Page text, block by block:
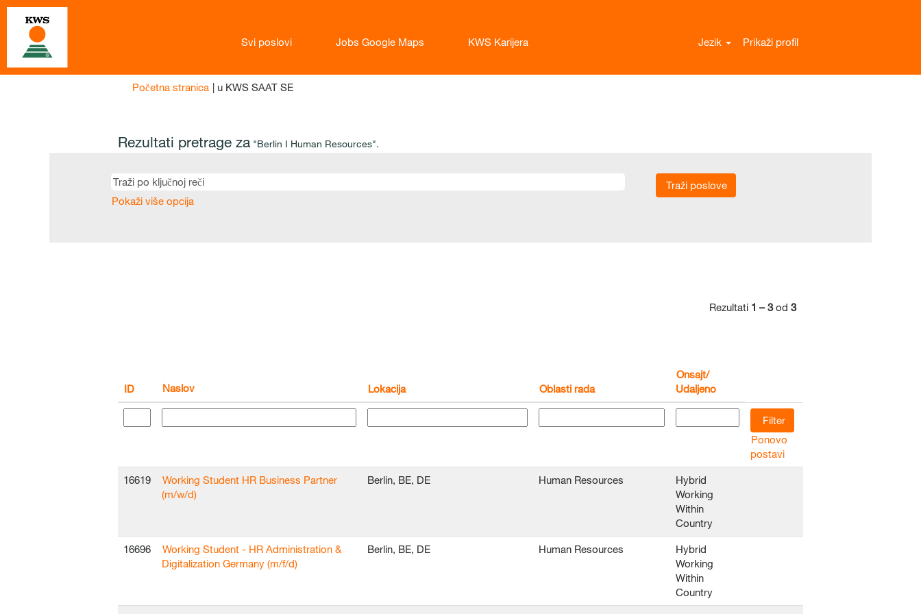
Svi poslovi Jobs Google Maps KWS Karijera Jezik Prikaži profil
Početna stranica | u KWS SAAT SE(trenutna
Rezultati pretrage za "Berlin I Human Resources".
Pokaži više opcija
Rezultati 1 – 3od 3
ID Naslov Lokacija Oblasti rada
Onsajt/
Udaljeno
Ponovo
postavi
16619
Working Student HR Business Partner
(m/w/d)
Berlin, BE, DE Human Resources
Hybrid
Working
Within
Country
16696
Working Student - HR Administration &
Digitalization Germany (m/f/d)
Berlin, BE, DE Human Resources
Hybrid
Working
Within
Country